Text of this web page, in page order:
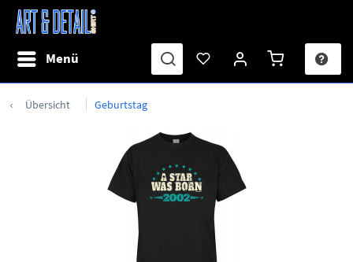
Menü
Übersicht Geburtstag